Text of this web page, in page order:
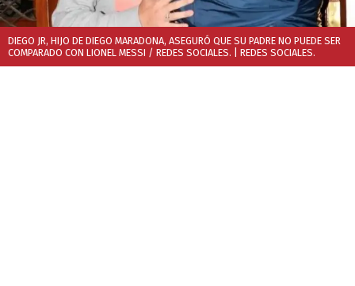
DIEGO JR, HIJO DE DIEGO MARADONA, ASEGURÓ QUE SU PADRE NO PUEDE SER
COMPARADO CON LIONEL MESSI / REDES SOCIALES. | REDES SOCIALES.